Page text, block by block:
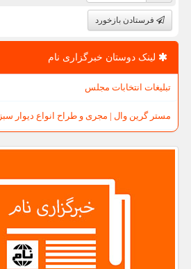
فرستادن بازخورد
لینک دوستان خبرگزاری نام
تبلیغات انتخابات مجلس
مستر گرین وال | مجری و طراح انواع دیوار سبز